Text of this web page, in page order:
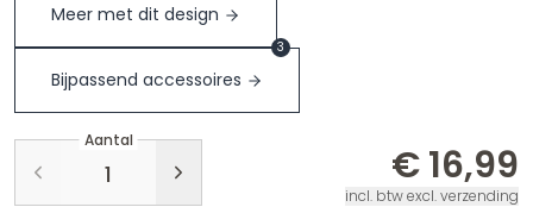
Meer met dit design
Bijpassend accessoires
3
Aantal
€ 16,99
incl. btw excl. verzending